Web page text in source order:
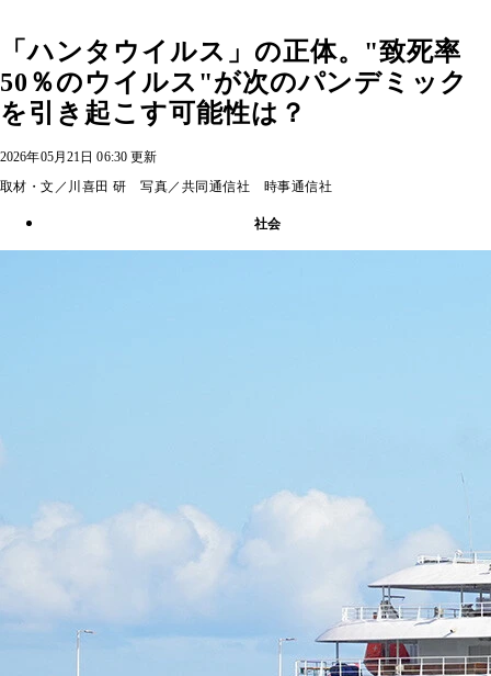
「ハンタウイルス」の正体。"致死率
50％のウイルス"が次のパンデミック
を引き起こす可能性は？
2026年05月21日 06:30 更新
取材・文／川喜田 研 写真／共同通信社 時事通信社
社会